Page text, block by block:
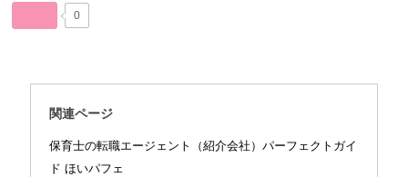
0
関連ページ
保育士の転職エージェント（紹介会社）パーフェクトガイ
ド ほいパフェ